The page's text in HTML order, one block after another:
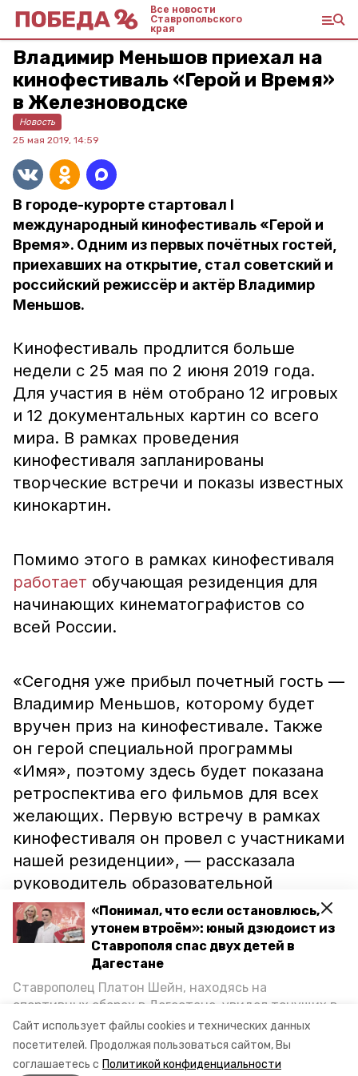
Сайт использует файлы cookies и технических данных
посетителей. Продолжая пользоваться сайтом, Вы
соглашаетесь с Политикой конфиденциальности
«Понимал, что если остановлюсь,
утонем втроём»: юный дзюдоист из
Ставрополя спас двух детей в
Дагестане
Ставрополец Платон Шейн, находясь на
спортивных сборах в Дегестане, увидел тонущих в
Каспийском море детей и бросился на помощь. По
возвращении домой, отважного мальчика
пригласили в министерство образования края и
Все новости
Ставропольского
края
Владимир Меньшов приехал на
кинофестиваль «Герой и Время»
в Железноводске
Новость
25 мая 2019, 14:59
В городе-курорте стартовал I
международный кинофестиваль «Герой и
Время». Одним из первых почётных гостей,
приехавших на открытие, стал советский и
российский режиссёр и актёр Владимир
Меньшов.
Кинофестиваль продлится больше
недели с 25 мая по 2 июня 2019 года.
Для участия в нём отобрано 12 игровых
и 12 документальных картин со всего
мира. В рамках проведения
кинофестиваля запланированы
творческие встречи и показы известных
кинокартин.
Помимо этого в рамках кинофестиваля
работает обучающая резиденция для
начинающих кинематографистов со
всей России.
«Сегодня уже прибыл почетный гость —
Владимир Меньшов, которому будет
вручен приз на кинофестивале. Также
он герой специальной программы
«Имя», поэтому здесь будет показана
ретроспектива его фильмов для всех
желающих. Первую встречу в рамках
кинофестиваля он провел с участниками
нашей резиденции», — рассказала
руководитель образовательной
резиденции международного
кинофестиваля «Герой и Время» Лика
Алексеева.
Среди гостей заявлены также
Константин Хабенский, Дмитрий
Певцов, Эмир Кустурица.Пройдут
концерты Пелагеи и Сергея Безрукова.